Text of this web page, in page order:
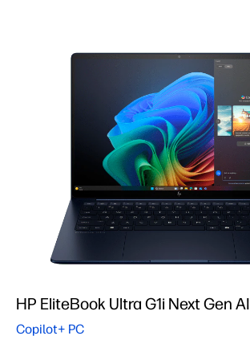
HP EliteBook Ultra G1i Next Gen AI
Copilot+ PC